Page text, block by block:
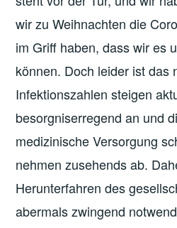
wir zu Weihnachten die
im Griff haben, dass wir es
können. Doch leider ist das
Infektionszahlen steigen
besorgniserregend an und
medizinische Versorgung
nehmen zusehends ab.
Herunterfahren des
abermals zwingend